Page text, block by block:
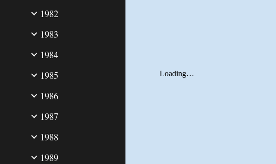
1982
1983
1984
1985
1986
1987
1988
1989